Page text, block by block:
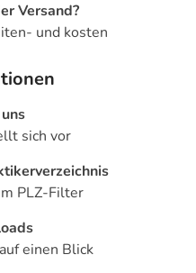
Versand?
und kosten
sich vor
PLZ-Filter
einen Blick